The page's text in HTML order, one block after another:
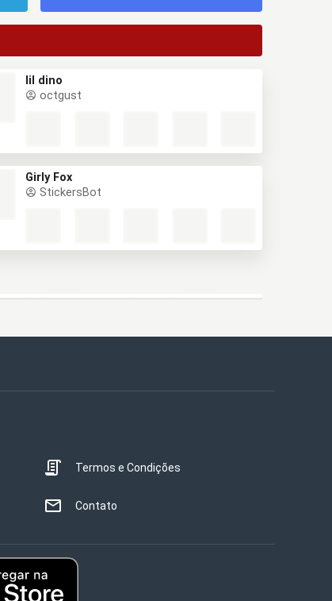
lil dino
octgust
Girly Fox
StickersBot
Termos e Condições
Contato